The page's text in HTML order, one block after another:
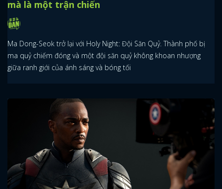
mà là một trận chiến
Ma Dong-Seok trở lại với Holy Night: Đội Săn Quỷ. Thành phố bị
ma quỷ chiếm đóng và một đội săn quỷ không khoan nhượng
giữa ranh giới của ánh sáng và bóng tối